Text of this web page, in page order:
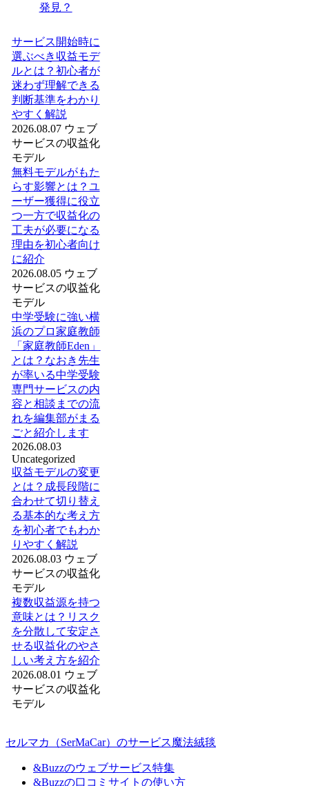
発見？
サービス開始時に
選ぶべき収益モデ
ルとは？初心者が
迷わず理解できる
判断基準をわかり
やすく解説
2026.08.07 ウェブ
サービスの収益化
モデル
無料モデルがもた
らす影響とは？ユ
ーザー獲得に役立
つ一方で収益化の
工夫が必要になる
理由を初心者向け
に紹介
2026.08.05 ウェブ
サービスの収益化
モデル
中学受験に強い横
浜のプロ家庭教師
「家庭教師Eden」
とは？なおき先生
が率いる中学受験
専門サービスの内
容と相談までの流
れを編集部がまる
ごと紹介します
2026.08.03
Uncategorized
収益モデルの変更
とは？成長段階に
合わせて切り替え
る基本的な考え方
を初心者でもわか
りやすく解説
2026.08.03 ウェブ
サービスの収益化
モデル
複数収益源を持つ
意味とは？リスク
を分散して安定さ
せる収益化のやさ
しい考え方を紹介
2026.08.01 ウェブ
サービスの収益化
モデル
セルマカ（SerMaCar）のサービス魔法絨毯
&Buzzのウェブサービス特集
&Buzzの口コミサイトの使い方